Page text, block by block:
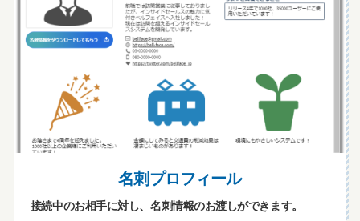
名刺プロフィール
接続中のお相手に対し、名刺情報のお渡しができます。